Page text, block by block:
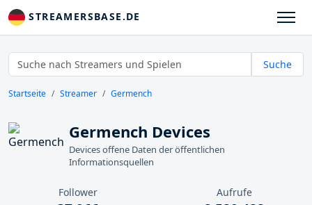
STREAMERSBASE.DE
Suche
Startseite Streamer Germench
Germench Devices
Devices offene Daten der öffentlichen
Informationsquellen
Follower Aufrufe